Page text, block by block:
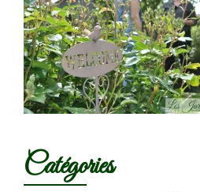
Catégories